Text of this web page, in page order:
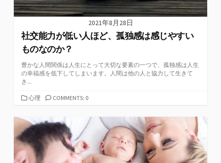
2021年8月28日
社交能力が低い人ほど、孤独感は感じやすい
ものなのか？
豊かな人間関係は人生にとって大切な要素の一つで、孤独感は人生
の幸福感を低下してしまいます。人間は他の人と協力して生きて
き...
カ
リ
心理 COMMENTS: 0